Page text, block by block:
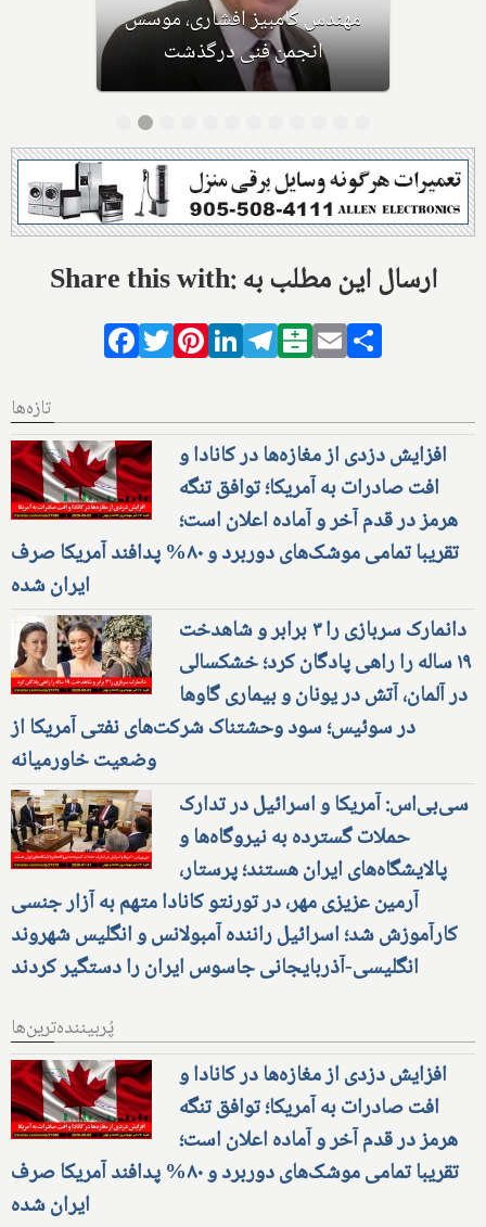
اولین نشست چهار هنرمند ایرانی در
مدرسه کندو
Share this with: ارسال این مطلب به
Facebook
TwitterPinterestLinkedIn
Telegram
Balatarin
Email
تازه‌ها
افزایش دزدی از مغازه‌ها در کانادا و
افت صادرات به آمریکا؛ توافق تنگه
هرمز در قدم آخر و آماده اعلان است؛
تقریبا تمامی موشک‌های دوربرد و ۸۰% پدافند آمریکا صرف
ایران شده
دانمارک سربازی را ۳ برابر و شاهدخت
۱۹ ساله را راهی پادگان کرد؛ خشکسالی
در آلمان، آتش در یونان و بیماری گاوها
در سوئیس؛ سود وحشتناک شرکت‌های نفتی آمریکا از
وضعیت خاورمیانه
سی‌بی‌اس: آمریکا و اسرائیل در تدارک
حملات گسترده به نیروگاه‌ها و
پالایشگاه‌های ایران هستند؛ پرستار،
آرمین عزیزی مهر، در تورنتو کانادا متهم به آزار جنسی
کارآموزش شد؛ اسرائیل راننده آمبولانس و انگلیس شهروند
انگلیسی-آذربایجانی جاسوس ایران را دستگیر کردند
پُربیننده‌ترین‌ها
افزایش دزدی از مغازه‌ها در کانادا و
افت صادرات به آمریکا؛ توافق تنگه
هرمز در قدم آخر و آماده اعلان است؛
تقریبا تمامی موشک‌های دوربرد و ۸۰% پدافند آمریکا صرف
ایران شده